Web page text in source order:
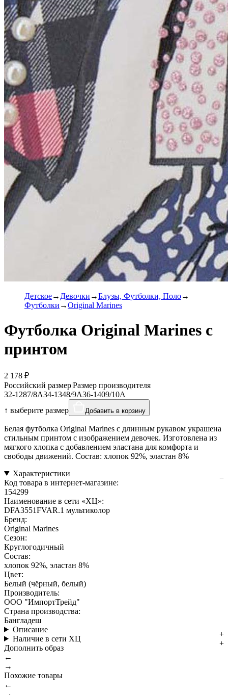
Детское Девочки
Блузы, Футболки, Поло
Футболки
Original Marines
Футболка Original Marines с
принтом
2 178 ₽
Российский размер|Размер производителя
32-1287/8A34-1348/9A36-1409/10A
↑ выберите размер
Добавить в корзину
Белая футболка Original Marines с длинным рукавом украшена
стильным принтом с изображением девочек. Изготовлена из
мягкого хлопка с добавлением эластана для комфорта и
свободы движений. Состав: хлопок 92%, эластан 8%
Характеристики
Код товара в интернет-магазине:
154299
Наименование в сети «ХЦ»:
DFA3551FVAR.1 мультиколор
Бренд:
Original Marines
Сезон:
Круглогодичный
Состав:
хлопок 92%, эластан 8%
Цвет:
Белый (чёрный, белый)
Производитель:
ООО "ИмпортТрейд"
Страна производства:
Бангладеш
Описание
Наличие в сети ХЦ
Дополнить образ
←
→
Похожие товары
←